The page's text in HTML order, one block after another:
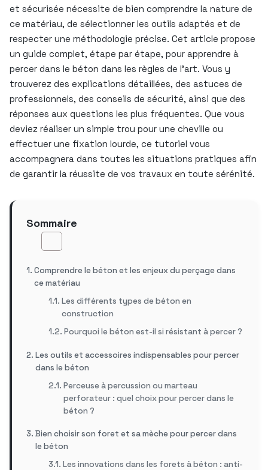
et sécurisée nécessite de bien comprendre la nature de
ce matériau, de sélectionner les outils adaptés et de
respecter une méthodologie précise. Cet article propose
un guide complet, étape par étape, pour apprendre à
percer dans le béton dans les règles de l’art. Vous y
trouverez des explications détaillées, des astuces de
professionnels, des conseils de sécurité, ainsi que des
réponses aux questions les plus fréquentes. Que vous
deviez réaliser un simple trou pour une cheville ou
effectuer une fixation lourde, ce tutoriel vous
accompagnera dans toutes les situations pratiques afin
de garantir la réussite de vos travaux en toute sérénité.
Sommaire
Comprendre le béton et les enjeux du perçage dans
ce matériau
Les différents types de béton en
construction
Pourquoi le béton est-il si résistant à percer ?
Les outils et accessoires indispensables pour percer
dans le béton
Perceuse à percussion ou marteau
perforateur : quel choix pour percer dans le
béton ?
Bien choisir son foret et sa mèche pour percer dans
le béton
Les innovations dans les forets à béton : anti-